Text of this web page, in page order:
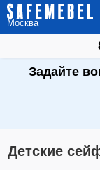
Москва
Задайте
Детские